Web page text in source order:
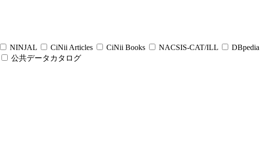
NINJAL CiNii Articles CiNii Books NACSIS-CAT/ILL
DBpedia
公共データカタログ